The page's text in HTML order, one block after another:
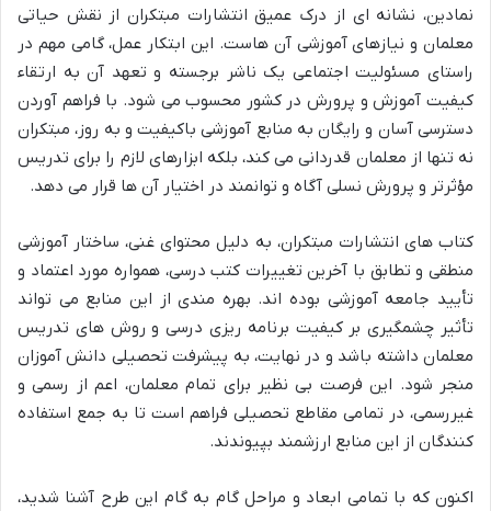
نمادین، نشانه ای از درک عمیق انتشارات مبتکران از نقش حیاتی
معلمان و نیازهای آموزشی آن هاست. این ابتکار عمل، گامی مهم در
راستای مسئولیت اجتماعی یک ناشر برجسته و تعهد آن به ارتقاء
کیفیت آموزش و پرورش در کشور محسوب می شود. با فراهم آوردن
دسترسی آسان و رایگان به منابع آموزشی باکیفیت و به روز، مبتکران
نه تنها از معلمان قدردانی می کند، بلکه ابزارهای لازم را برای تدریس
مؤثرتر و پرورش نسلی آگاه و توانمند در اختیار آن ها قرار می دهد.
کتاب های انتشارات مبتکران، به دلیل محتوای غنی، ساختار آموزشی
منطقی و تطابق با آخرین تغییرات کتب درسی، همواره مورد اعتماد و
تأیید جامعه آموزشی بوده اند. بهره مندی از این منابع می تواند
تأثیر چشمگیری بر کیفیت برنامه ریزی درسی و روش های تدریس
معلمان داشته باشد و در نهایت، به پیشرفت تحصیلی دانش آموزان
منجر شود. این فرصت بی نظیر برای تمام معلمان، اعم از رسمی و
غیررسمی، در تمامی مقاطع تحصیلی فراهم است تا به جمع استفاده
کنندگان از این منابع ارزشمند بپیوندند.
اکنون که با تمامی ابعاد و مراحل گام به گام این طرح آشنا شدید،